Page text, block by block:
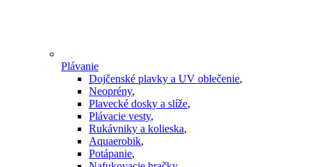
Plávanie
Dojčenské plavky a UV oblečenie,
Neoprény,
Plavecké dosky a slíže,
Plávacie vesty,
Rukávniky a kolieska,
Aquaerobik,
Potápanie,